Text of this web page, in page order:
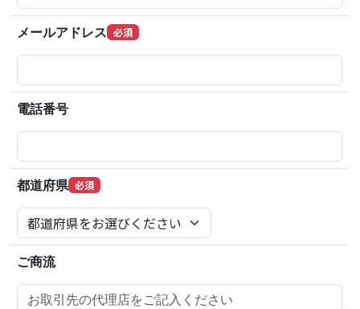
メールアドレス 必須
電話番号
都道府県 必須
ご商流